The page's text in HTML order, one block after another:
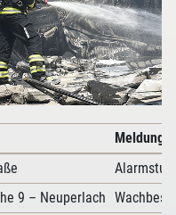
Meldung
9 – Neuperlach